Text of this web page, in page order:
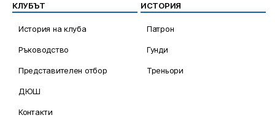
КЛУБЪТ
История на клуба
Ръководство
Представителен отбор
ДЮШ
Контакти
ИСТОРИЯ
Патрон
Гунди
Треньори